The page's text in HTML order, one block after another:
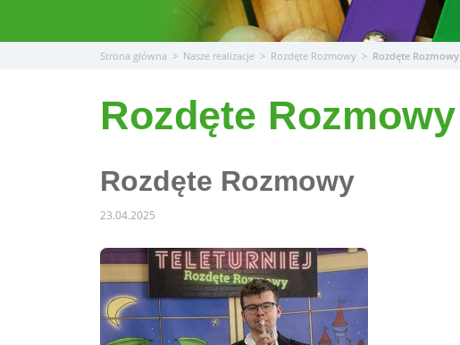
Strona główna > Nasze realizacje > Rozdęte Rozmowy > Rozdęte Rozmowy
Rozdęte Rozmowy
Rozdęte Rozmowy
23.04.2025